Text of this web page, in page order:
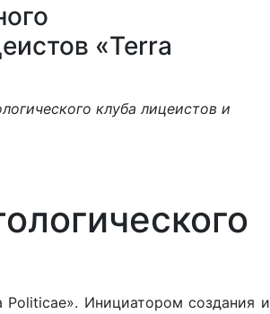
«Terra
клуба лицеистов и
Politicae». Инициатором создания и